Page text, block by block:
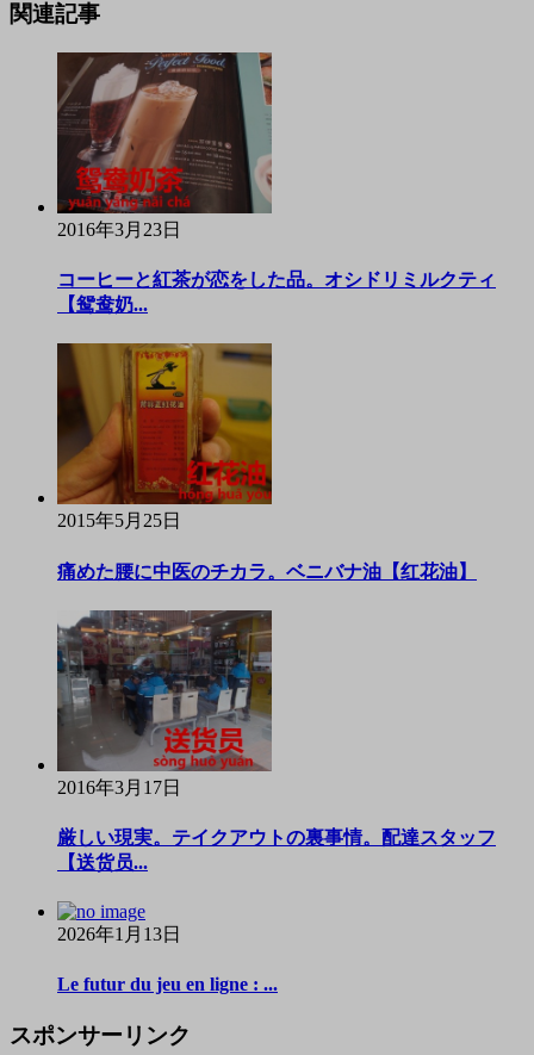
関連記事
2016年3月23日
コーヒーと紅茶が恋をした品。オシドリミルクティ
【鸳鸯奶...
2015年5月25日
痛めた腰に中医のチカラ。ベニバナ油【红花油】
2016年3月17日
厳しい現実。テイクアウトの裏事情。配達スタッフ
【送货员...
2026年1月13日
Le futur du jeu en ligne : ...
スポンサーリンク